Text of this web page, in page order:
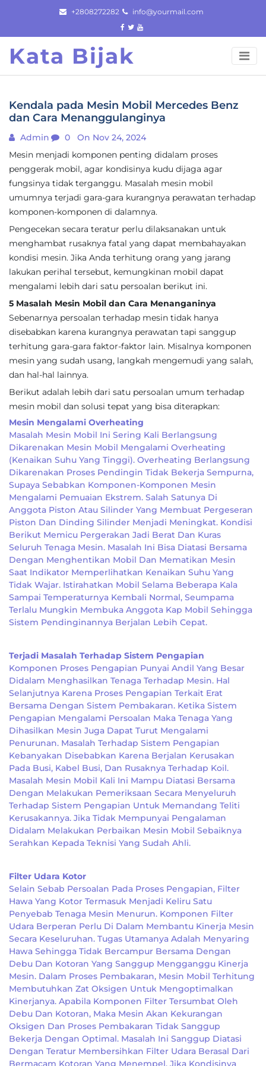
content
+2808272282 info@yourmail.com
Kata Bijak
Kendala pada Mesin Mobil Mercedes Benz
dan Cara Menanggulanginya
Admin 0
On Nov 24, 2024
Mesin menjadi komponen penting didalam proses
penggerak mobil, agar kondisinya kudu dijaga agar
fungsinya tidak terganggu. Masalah mesin mobil
umumnya terjadi gara-gara kurangnya perawatan terhadap
komponen-komponen di dalamnya.
Pengecekan secara teratur perlu dilaksanakan untuk
menghambat rusaknya fatal yang dapat membahayakan
kondisi mesin. Jika Anda terhitung orang yang jarang
lakukan perihal tersebut, kemungkinan mobil dapat
mengalami lebih dari satu persoalan berikut ini.
5 Masalah Mesin Mobil dan Cara Menanganinya
Sebenarnya persoalan terhadap mesin tidak hanya
disebabkan karena kurangnya perawatan tapi sanggup
terhitung gara-gara faktor-faktor lain. Misalnya komponen
mesin yang sudah usang, langkah mengemudi yang salah,
dan hal-hal lainnya.
Berikut adalah lebih dari satu persoalan umum terhadap
mesin mobil dan solusi tepat yang bisa diterapkan:
Mesin Mengalami Overheating
Masalah Mesin Mobil Ini Sering Kali Berlangsung
Dikarenakan Mesin Mobil Mengalami Overheating
(kenaikan Suhu Yang Tinggi). Overheating Berlangsung
Dikarenakan Proses Pendingin Tidak Bekerja Sempurna,
Supaya Sebabkan Komponen-Komponen Mesin
Mengalami Pemuaian Ekstrem. Salah Satunya Di
Anggota Piston Atau Silinder Yang Membuat Pergeseran
Piston Dan Dinding Silinder Menjadi Meningkat. Kondisi
Berikut Memicu Pergerakan Jadi Berat Dan Kuras
Seluruh Tenaga Mesin. Masalah Ini Bisa Diatasi Bersama
Dengan Menghentikan Mobil Dan Mematikan Mesin
Saat Indikator Memperlihatkan Kenaikan Suhu Yang
Tidak Wajar. Istirahatkan Mobil Selama Beberapa Kala
Sampai Temperaturnya Kembali Normal, Seumpama
Terlalu Mungkin Membuka Anggota Kap Mobil Sehingga
Sistem Pendinginannya Berjalan Lebih Cepat.
Terjadi Masalah Terhadap Sistem Pengapian
Komponen Proses Pengapian Punyai Andil Yang Besar
Didalam Menghasilkan Tenaga Terhadap Mesin. Hal
Selanjutnya Karena Proses Pengapian Terkait Erat
Bersama Dengan Sistem Pembakaran. Ketika Sistem
Pengapian Mengalami Persoalan Maka Tenaga Yang
Dihasilkan Mesin Juga Dapat Turut Mengalami
Penurunan. Masalah Terhadap Sistem Pengapian
Kebanyakan Disebabkan Karena Berjalan Kerusakan
Pada Busi, Kabel Busi, Dan Rusaknya Terhadap Koil.
Masalah Mesin Mobil Kali Ini Mampu Diatasi Bersama
Dengan Melakukan Pemeriksaan Secara Menyeluruh
Terhadap Sistem Pengapian Untuk Memandang Teliti
Kerusakannya. Jika Tidak Mempunyai Pengalaman
Didalam Melakukan Perbaikan Mesin Mobil Sebaiknya
Serahkan Kepada Teknisi Yang Sudah Ahli.
Filter Udara Kotor
Selain Sebab Persoalan Pada Proses Pengapian, Filter
Hawa Yang Kotor Termasuk Menjadi Keliru Satu
Penyebab Tenaga Mesin Menurun. Komponen Filter
Udara Berperan Perlu Di Dalam Membantu Kinerja Mesin
Secara Keseluruhan. Tugas Utamanya Adalah Menyaring
Hawa Sehingga Tidak Bercampur Bersama Dengan
Debu Dan Kotoran Yang Sanggup Mengganggu Kinerja
Mesin. Dalam Proses Pembakaran, Mesin Mobil Terhitung
Membutuhkan Zat Oksigen Untuk Mengoptimalkan
Kinerjanya. Apabila Komponen Filter Tersumbat Oleh
Debu Dan Kotoran, Maka Mesin Akan Kekurangan
Oksigen Dan Proses Pembakaran Tidak Sanggup
Bekerja Dengan Optimal. Masalah Ini Sanggup Diatasi
Dengan Teratur Membersihkan Filter Udara Berasal Dari
Bermacam Kotoran Yang Menempel. Jika Kondisinya